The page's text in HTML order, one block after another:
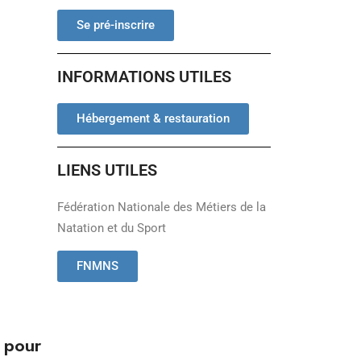
Se pré-inscrire
INFORMATIONS UTILES
Hébergement & restauration
LIENS UTILES
Fédération Nationale des Métiers de la
Natation et du Sport
FNMNS